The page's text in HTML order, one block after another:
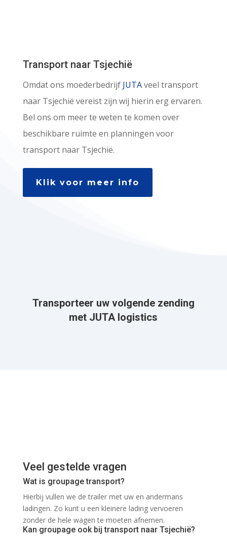
Transport naar Tsjechië
Omdat ons moederbedrijf JUTAveel transport
naar Tsjechië vereist zijn wij hierin erg ervaren.
Bel ons om meer te weten te komen over
beschikbare ruimte en planningen voor
transport naar Tsjechië.
Klik voor meer info
Transporteer uw volgende zending
met JUTA logistics
Veel gestelde vragen
Wat is groupage transport?
Hierbij vullen we de trailer met uw en andermans
ladingen. Zo kunt u een kleinere lading vervoeren
zonder de hele wagen te moeten afnemen.
Kan groupage ook bij transport naar Tsjechië?